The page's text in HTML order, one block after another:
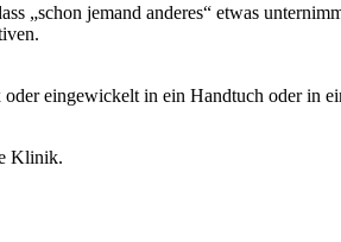
„schon jemand anderes“ etwas
eingewickelt in ein Handtuch oder in
Klinik.